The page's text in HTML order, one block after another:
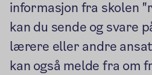
informasjon fra skolen
kan du sende og svare
lærere eller andre
kan også melde fra om